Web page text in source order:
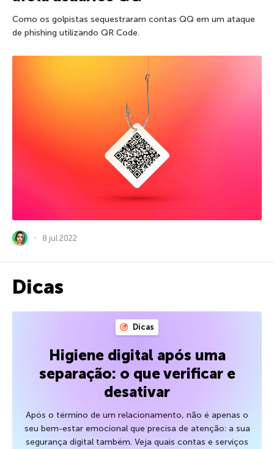
Como os golpistas sequestraram contas QQ em um ataque
de phishing utilizando QR Code.
8 jul 2022
Dicas
Dicas
Higiene digital após uma
separação: o que verificar e
desativar
Após o término de um relacionamento, não é apenas o
seu bem-estar emocional que precisa de atenção: a sua
segurança digital também. Veja quais contas e serviços